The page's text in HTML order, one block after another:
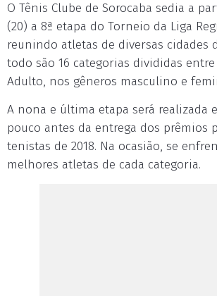
O Tênis Clube de Sorocaba sedia a
(20) a 8ª etapa do Torneio da Liga
reunindo atletas de diversas cidades
todo são 16 categorias divididas
Adulto, nos gêneros masculino e
A nona e última etapa será realizada
pouco antes da entrega dos prêmios
tenistas de 2018. Na ocasião, se
melhores atletas de cada categoria.